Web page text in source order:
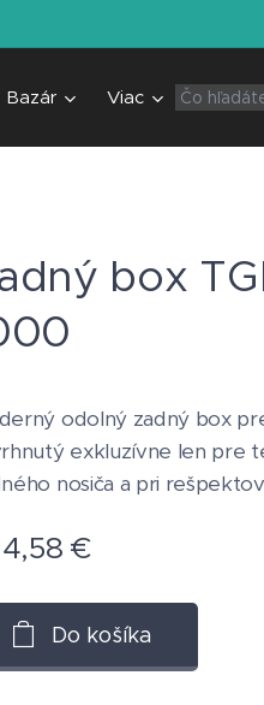
Bazár Viac
box
odolný zadný box
exkluzívne len pre
nosiča a pri
€
Do košíka